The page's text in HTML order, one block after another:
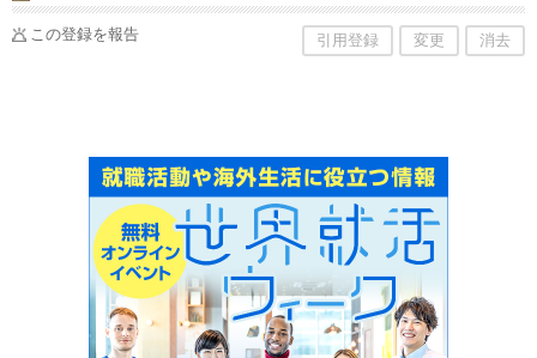
この登録を報告 引用登録 変更 消去